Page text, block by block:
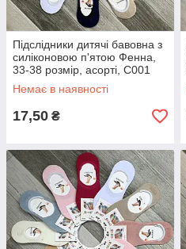
Підслідники дитячі бавовна з
силіконовою п'ятою Фенна,
33-38 розмір, асорті, C001
Немає в наявності
17,50 ₴